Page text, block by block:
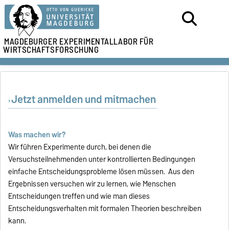
MAGDEBURGEREXPERIMENTALLABOR FÜR
WIRTSCHAFTSFORSCHUNG
Jetzt anmelden und mitmachen
Was machen wir?
Wir führen Experimente durch, bei denen die
Versuchsteilnehmenden unter kontrollierten Bedingungen
einfache Entscheidungsprobleme lösen müssen. Aus den
Ergebnissen versuchen wir zu lernen, wie Menschen
Entscheidungen treffen und wie man dieses
Entscheidungsverhalten mit formalen Theorien beschreiben
kann.